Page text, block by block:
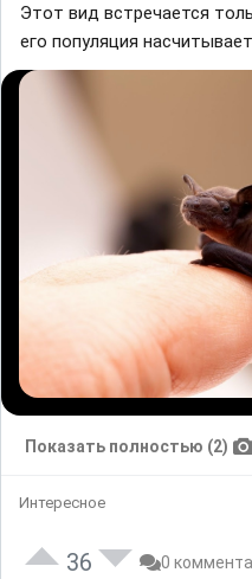
Этот вид встречается
его популяция
Показать полностью (2)
Интересное
36 0